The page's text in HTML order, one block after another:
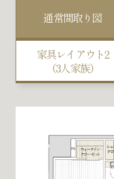
通常間取り図
家具レイアウト2
（3人家族）